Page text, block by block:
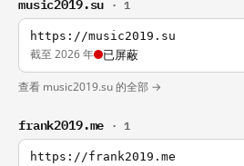
· 1
https://music2019.su
截至 2026 年 已屏蔽
查看 music2019.su 的全部 →
frank2019.me · 1
https://frank2019.me